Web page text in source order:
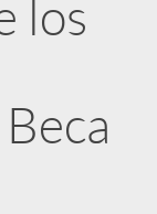
los